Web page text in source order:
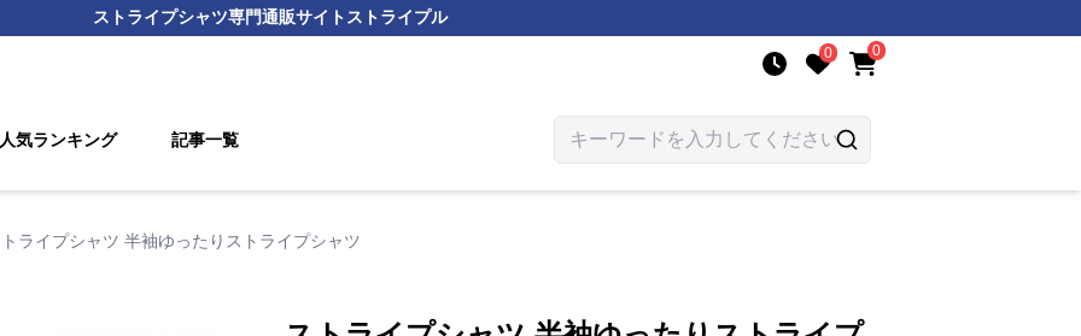
ストライプシャツ専門通販サイト ストライプル
0 0
気ランキング 記事一覧
ライプシャツ 半袖ゆったりストライプシャツ